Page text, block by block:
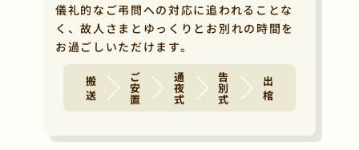
儀礼的なご弔問への対応に追われることな
く、故人さまとゆっくりとお別れの時間を
お過ごしいただけます。
搬 送 ご安置 通夜式 告別式 出 棺